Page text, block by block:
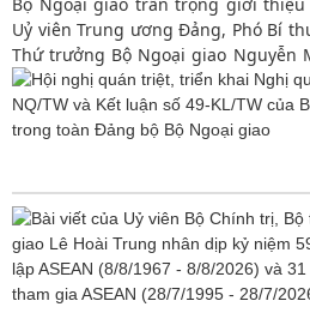
Uỷ viên Trung ương Đảng, Phó Bí
Thứ trưởng Bộ Ngoại giao Nguyễn
thăm cấp Nhà nước tới Australia
nước Tô Lâm.